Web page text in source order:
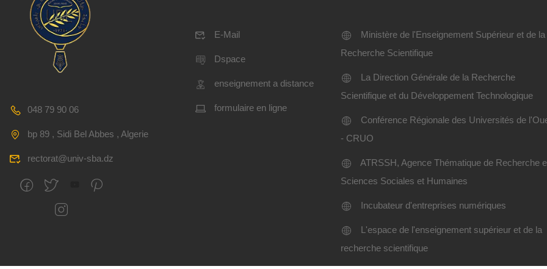
048 79 90 06
bp 89 , Sidi Bel Abbes , Algerie
rectorat@univ-sba.dz
E-Mail
Dspace
enseignement a distance
formulaire en ligne
Ministère de l'Enseignement Supérieur et de la
Recherche Scientifique
La Direction Générale de la Recherche
Scientifique et du Développement Technologique
Conférence Régionale des Universités de
- CRUO
ATRSSH, Agence Thématique de Recherche
Sciences Sociales et Humaines
Incubateur d'entreprises numériques
L'espace de l'enseignement supérieur et de la
recherche scientifique